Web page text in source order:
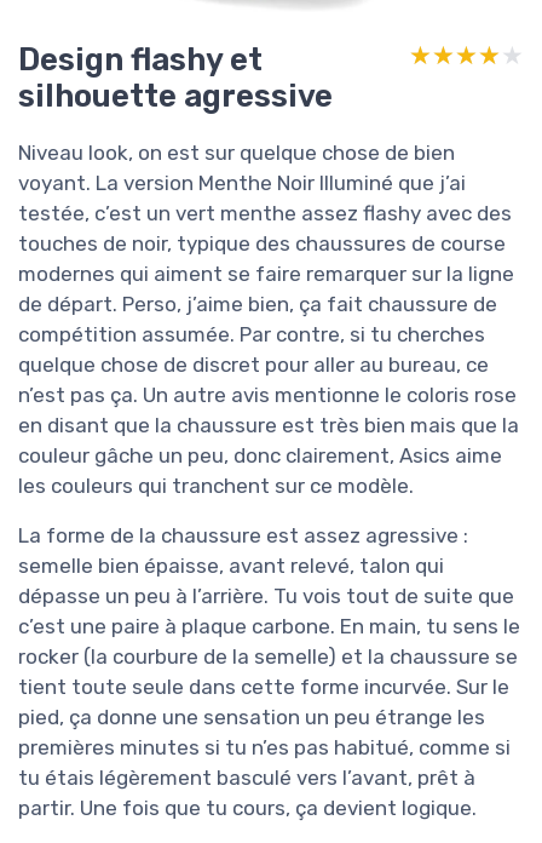
Design flashy et
silhouette agressive
★★★★★
★★★★★
Niveau look, on est sur quelque chose de bien
voyant. La version Menthe Noir Illuminé que j’ai
testée, c’est un vert menthe assez flashy avec des
touches de noir, typique des chaussures de course
modernes qui aiment se faire remarquer sur la ligne
de départ. Perso, j’aime bien, ça fait chaussure de
compétition assumée. Par contre, si tu cherches
quelque chose de discret pour aller au bureau, ce
n’est pas ça. Un autre avis mentionne le coloris rose
en disant que la chaussure est très bien mais que la
couleur gâche un peu, donc clairement, Asics aime
les couleurs qui tranchent sur ce modèle.
La forme de la chaussure est assez agressive :
semelle bien épaisse, avant relevé, talon qui
dépasse un peu à l’arrière. Tu vois tout de suite que
c’est une paire à plaque carbone. En main, tu sens le
rocker (la courbure de la semelle) et la chaussure se
tient toute seule dans cette forme incurvée. Sur le
pied, ça donne une sensation un peu étrange les
premières minutes si tu n’es pas habitué, comme si
tu étais légèrement basculé vers l’avant, prêt à
partir. Une fois que tu cours, ça devient logique.